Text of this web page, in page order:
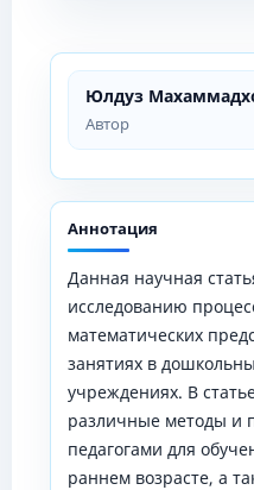
Юлдуз
Автор
Аннотация
Данная научная
исследованию
математических
занятиях в
учреждениях. В
различные методы и
педагогами для
раннем возрасте, а